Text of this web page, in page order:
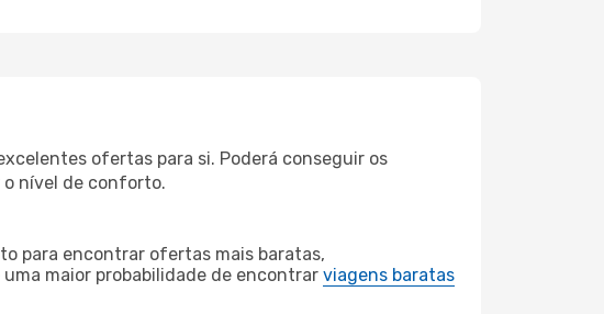
ofertas para si. Poderá conseguir os
o nível de conforto.
para encontrar ofertas mais baratas,
maior probabilidade de encontrar viagens baratas